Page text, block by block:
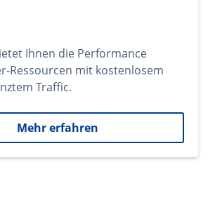
Ihnen die Performance
Ressourcen mit kostenlosem
Traffic.
Mehr erfahren